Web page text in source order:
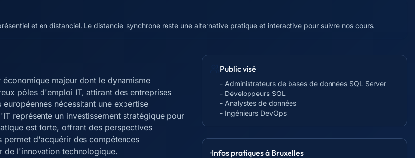
et en distanciel. Le distanciel synchrone reste une alternative pratique et interactive pour suivre nos cours.
majeur dont le dynamisme
pôles d'emploi IT, attirant des entreprises
nécessitant une expertise
représente un investissement stratégique pour
est forte, offrant des perspectives
permet d'acquérir des compétences
de l'innovation technologique.
Public visé
- Administrateurs de bases de données SQL Server
- Développeurs SQL
- Analystes de données
- Ingénieurs DevOps
Infos pratiques à Bruxelles